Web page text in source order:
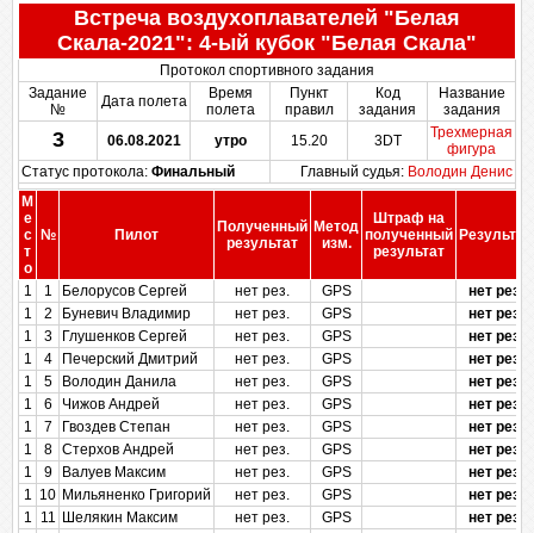
Встреча воздухоплавателей "Белая
Скала-2021": 4-ый кубок "Белая Скала"
Протокол спортивного задания
Задание
№
Дата полета
Время
полета
Пункт
правил
Код
задания
Название
задания
3 06.08.2021 утро 15.20 3DT
Трехмерная
фигура
Статус протокола: Финальный Главный судья: Володин Денис
М
е
с
т
о
№ Пилот
Полученный
результат
Метод
изм.
Штраф на
полученный
результат
Результат
1 1 Белорусов Сергей нет рез. GPS
нет рез.
1
2 Буневич Владимир нет рез. GPS
нет рез.
1
3 Глушенков Сергей нет рез. GPS
нет рез.
1
4 Печерский Дмитрий нет рез. GPS
нет рез.
1
5 Володин Данила нет рез. GPS
нет рез.
1
6 Чижов Андрей нет рез. GPS
нет рез.
1
7 Гвоздев Степан нет рез. GPS
нет рез.
1
8 Стерхов Андрей нет рез. GPS
нет рез.
1
9 Валуев Максим нет рез. GPS
нет рез.
1 10 Мильяненко Григорий нет рез. GPS
нет рез.
1
11 Шелякин Максим нет рез. GPS
нет рез.